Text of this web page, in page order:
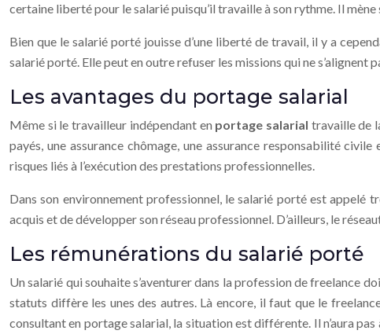
certaine liberté pour le salarié puisqu’il travaille à son rythme. Il
Bien que le salarié porté jouisse d’une liberté de travail, il y a
salarié porté. Elle peut en outre refuser les missions qui ne s’alignent
Les avantages du portage salarial
Même si le travailleur indépendant en portage salarial travaille de
payés, une assurance chômage, une assurance responsabilité
risques liés à l’exécution des prestations professionnelles.
Dans son environnement professionnel, le salarié porté est appelé
acquis et de développer son réseau professionnel. D’ailleurs, le
Les rémunérations du salarié porté
Un salarié qui souhaite s’aventurer dans la profession de freelance
statuts diffère les unes des autres. Là encore, il faut que le
consultant en portage salarial, la situation est différente. Il n’aura